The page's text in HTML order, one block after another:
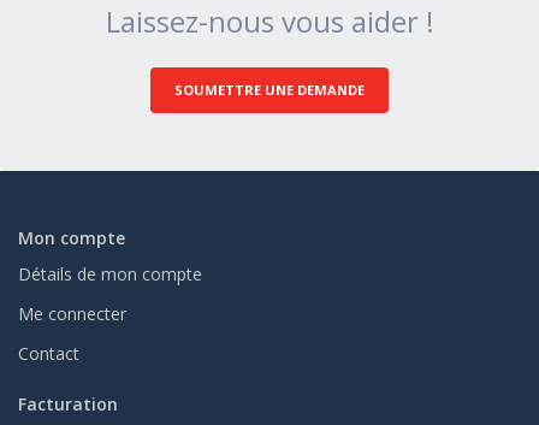
Laissez-nous vous aider !
SOUMETTRE UNE DEMANDE
Mon compte
Détails de mon compte
Me connecter
Contact
Facturation